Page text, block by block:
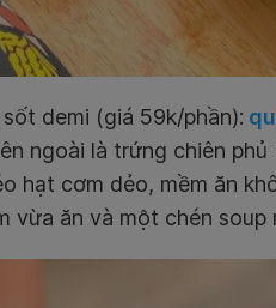
demi (giá 59k/phần):
ngoài là trứng chiên
hạt cơm dẻo, mềm ăn
vừa ăn và một chén soup